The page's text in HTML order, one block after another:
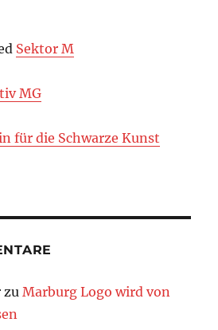
Sektor M
MG
für die Schwarze Kunst
zuMarburg Logo wird von